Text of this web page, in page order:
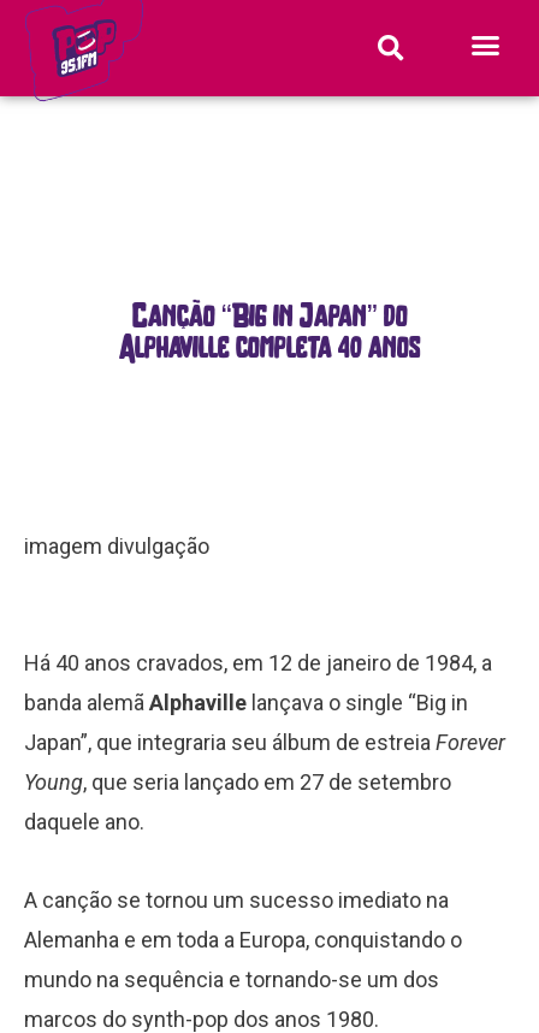
Canção “Big in Japan” do
Alphaville completa 40 anos
imagem divulgação
Há 40 anos cravados, em 12 de janeiro de 1984, a
banda alemãAlphaville lançava o single “Big in
Japan”, que integraria seu álbum de estreiaForever
Young, que seria lançado em 27 de setembro
daquele ano.
A canção se tornou um sucesso imediato na
Alemanha e em toda a Europa, conquistando o
mundo na sequência e tornando-se um dos
marcos do synth-pop dos anos 1980.